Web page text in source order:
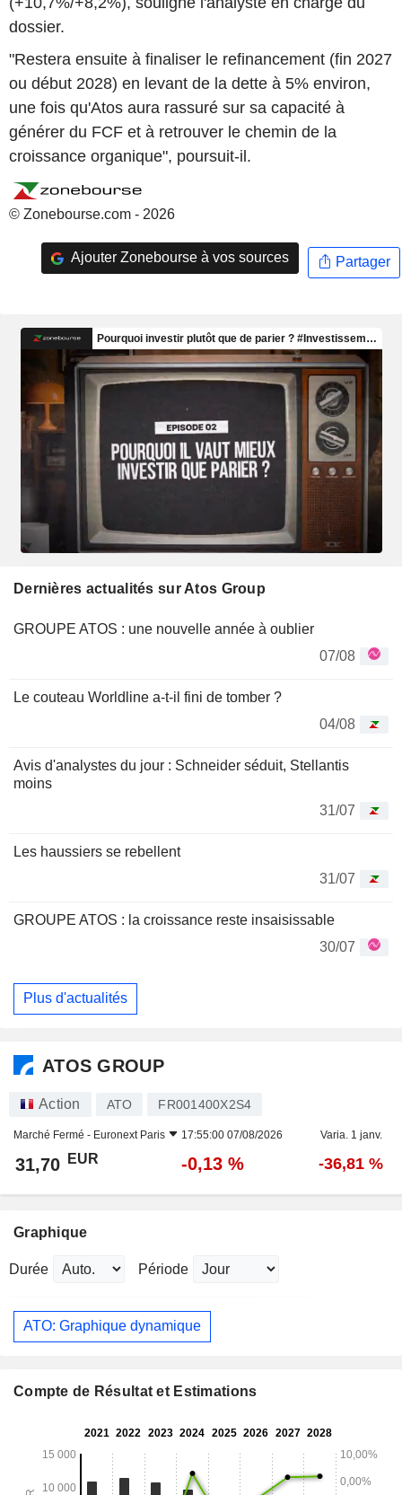
dossier.
"Restera ensuite à finaliser le refinancement (fin 2027
ou début 2028) en levant de la dette à 5% environ,
une fois qu'Atos aura rassuré sur sa capacité à
générer du FCF et à retrouver le chemin de la
croissance organique", poursuit-il.
© Zonebourse.com - 2026
Ajouter Zonebourse à vos sources Partager
Dernières actualités sur Atos Group
GROUPE ATOS : une nouvelle année à oublier
07/08
Le couteau Worldline a-t-il fini de tomber ?
04/08
Avis d'analystes du jour : Schneider séduit, Stellantis
moins
31/07
Les haussiers se rebellent
31/07
GROUPE ATOS : la croissance reste insaisissable
30/07
Plus d'actualités
ATOS GROUP
Action ATO FR001400X2S4
Marché Fermé - Euronext Paris 17:55:00 07/08/2026 Varia. 1 janv.
31,70 EUR -0,13 % -36,81 %
Graphique
Durée Période
ATO: Graphique dynamique
Compte de Résultat et Estimations